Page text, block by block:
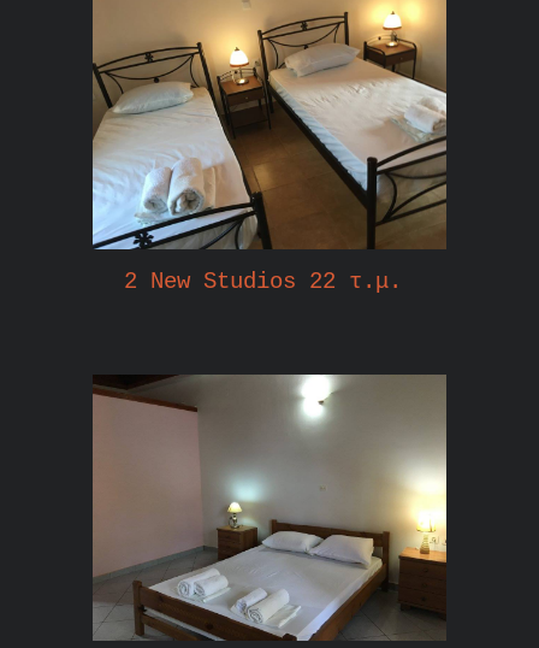
2 New Studios 22 τ.μ.